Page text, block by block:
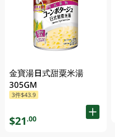
金寶湯日式甜粟米湯
305GM
3件$43.9
$21.00